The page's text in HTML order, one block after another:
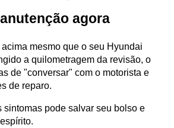
agora
mesmo que o seu Hyundai
a quilometragem da revisão, o
de "conversar" com o motorista e
de reparo.
sintomas pode salvar seu bolso e